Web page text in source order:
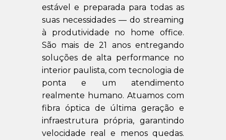
estável e preparada para todas as
suas necessidades — do streaming
à produtividade no home office.
São mais de 21 anos entregando
soluções de alta performance no
interior paulista, com tecnologia de
ponta e um atendimento
realmente humano. Atuamos com
fibra óptica de última geração e
infraestrutura própria, garantindo
velocidade real e menos quedas.